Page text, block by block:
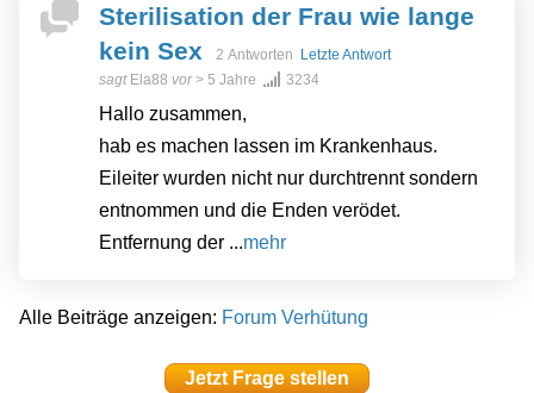
Sterilisation der Frau wie lange
kein Sex
2 Antworten Letzte Antwort
sagt Ela88 vor> 5 Jahre 3234
Hallo zusammen,
hab es machen lassen im Krankenhaus.
Eileiter wurden nicht nur durchtrennt sondern
entnommen und die Enden verödet.
Entfernung der ...mehr
Alle Beiträge anzeigen: Forum Verhütung
Jetzt Frage stellen